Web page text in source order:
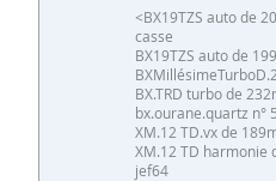
<BX19TZS auto de
casse
BX19TZS auto de
BX.TRD turbo de
bx.ourane.quartz n°
XM.12 TD.vx de
XM.12 TD harmonie
jef64